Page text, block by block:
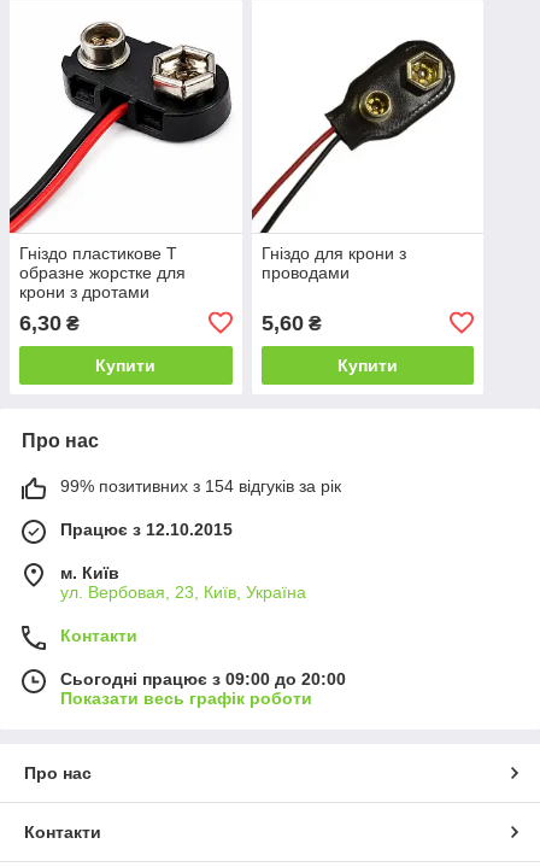
Гніздо пластикове T
образне жорстке для
крони з дротами
6,30 ₴
Купити
Гніздо для крони з
проводами
5,60₴
Купити
Про нас
99% позитивних з 154 відгуків за рік
Працює з 12.10.2015
м. Київ
ул. Вербовая, 23, Київ, Україна
Контакти
Сьогодні працює з 09:00 до 20:00
Показати весь графік роботи
Про нас
Контакти